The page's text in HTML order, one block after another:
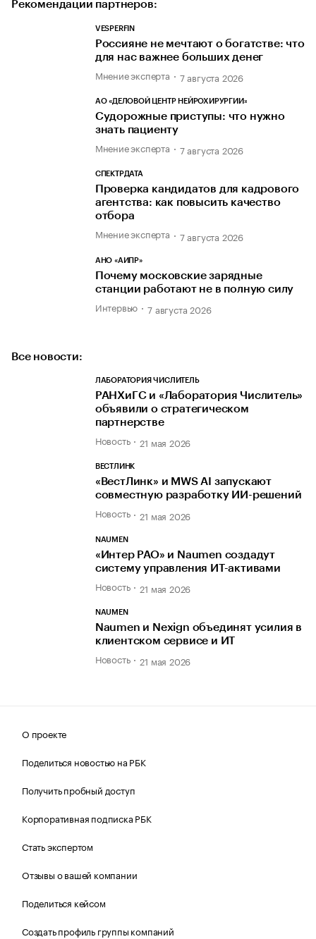
Рекомендации партнеров:
VESPERFIN
Россияне не мечтают о богатстве: что
для нас важнее больших денег
Мнение эксперта 7 августа 2026
АО «ДЕЛОВОЙ ЦЕНТР НЕЙРОХИРУРГИИ»
Судорожные приступы: что нужно
знать пациенту
Мнение эксперта 7 августа 2026
СПЕКТРДАТА
Проверка кандидатов для кадрового
агентства: как повысить качество
отбора
Мнение эксперта 7 августа 2026
АНО «АИПР»
Почему московские зарядные
станции работают не в полную силу
Интервью 7 августа 2026
Все новости:
ЛАБОРАТОРИЯ ЧИСЛИТЕЛЬ
РАНХиГС и «Лаборатория Числитель»
объявили о стратегическом
партнерстве
Новость 21 мая 2026
ВЕСТЛИНК
«ВестЛинк» и MWS AI запускают
совместную разработку ИИ-решений
Новость 21 мая 2026
NAUMEN
«Интер РАО» и Naumen создадут
систему управления ИТ-активами
Новость 21 мая 2026
NAUMEN
Naumen и Nexign объединят усилия в
клиентском сервисе и ИТ
Новость 21 мая 2026
О проекте
Поделиться новостью на РБК
Получить пробный доступ
Корпоративная подписка РБК
Стать экспертом
Отзывы о вашей компании
Поделиться кейсом
Создать профиль группы компаний